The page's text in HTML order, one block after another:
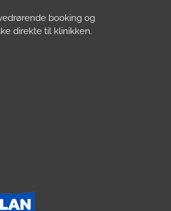
booking og
direkte til klinikken.